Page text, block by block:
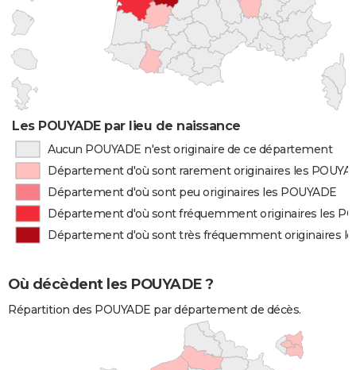
Les POUYADE par lieu de naissance
Aucun POUYADE n'est originaire de ce département
Département d'où sont rarement originaires les
Département d'où sont peu originaires les POUYADE
Département d'où sont fréquemment originaires les
Département d'où sont très fréquemment originaires
Où décèdent les POUYADE ?
Répartition des POUYADE par département de décès.